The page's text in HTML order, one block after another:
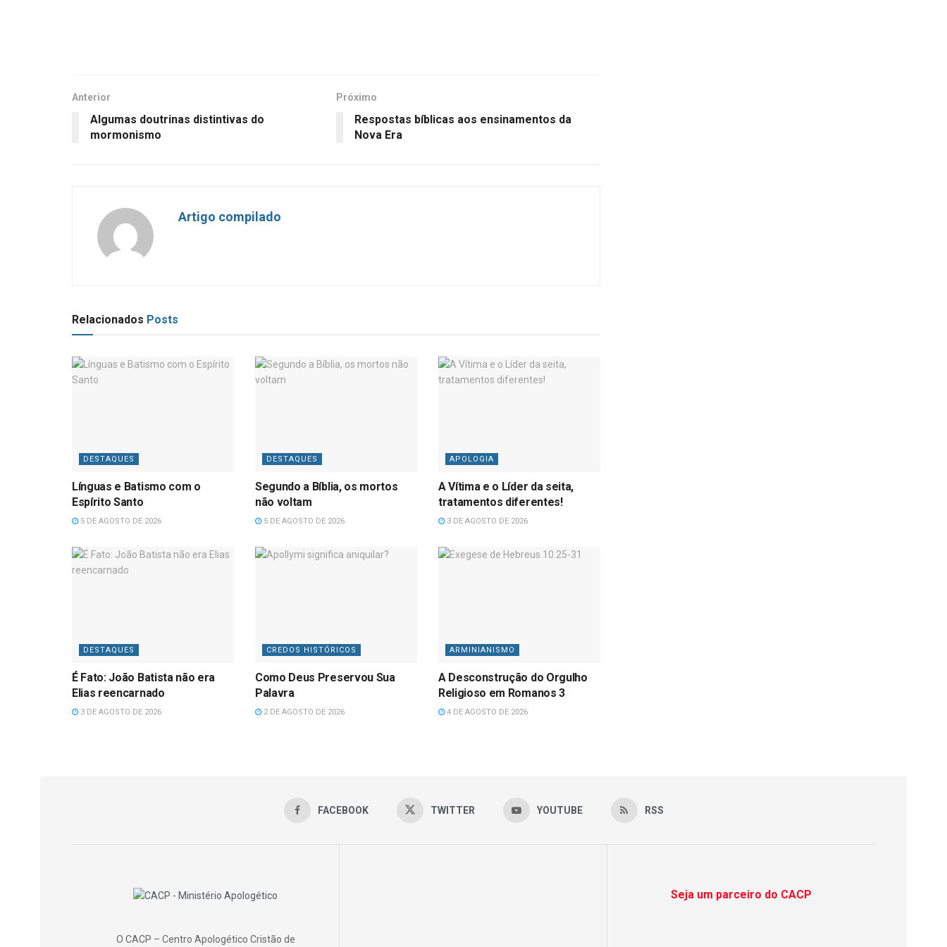
Anterior
Algumas doutrinas distintivas do
mormonismo
Próximo
Respostas bíblicas aos ensinamentos da
Nova Era
Artigo compilado
Relacionados Posts
DESTAQUES
Línguas e Batismo com o
Espírito Santo
5 DE AGOSTO DE 2026
DESTAQUES
Segundo a Bíblia, os mortos
não voltam
5 DE AGOSTO DE 2026
APOLOGIA
A Vítima e o Líder da seita,
tratamentos diferentes!
3 DE AGOSTO DE 2026
DESTAQUES
É Fato: João Batista não era
Elias reencarnado
3 DE AGOSTO DE 2026
CREDOS HISTÓRICOS
Como Deus Preservou Sua
Palavra
2 DE AGOSTO DE 2026
ARMINIANISMO
A Desconstrução do Orgulho
Religioso em Romanos 3
4 DE AGOSTO DE 2026
FACEBOOK TWITTER YOUTUBE RSS
O CACP – Centro Apologético Cristão de
Seja um parceiro do CACP